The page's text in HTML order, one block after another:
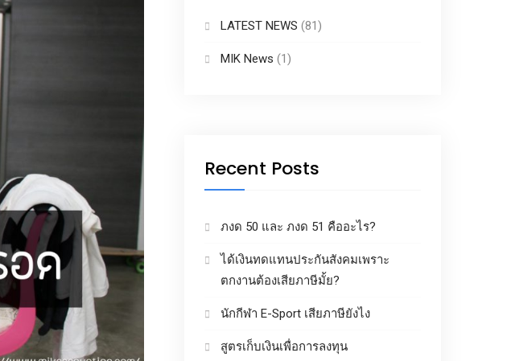
LATEST NEWS (81)
MIK News (1)
Recent Posts
ภงด 50 และ ภงด 51 คืออะไร?
ได้เงินทดแทนประกันสังคมเพราะ
ตกงานต้องเสียภาษีมั้ย?
นักกีฬา E-Sport เสียภาษียังไง
สูตรเก็บเงินเพื่อการลงทุน